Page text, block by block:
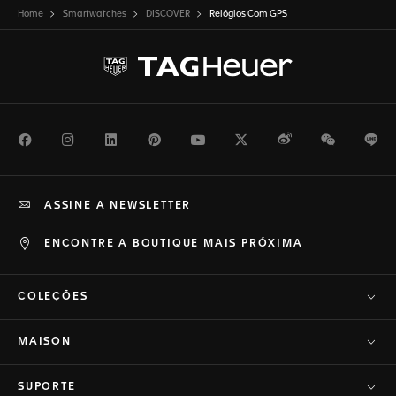
Home Smartwatches DISCOVER Relógios Com GPS
FacebookInstagramLinkedInPinterestYoutubeTwitterWeiboWeChat
ENCONTRE A BOUTIQUE MAIS PRÓXIMA
ASSINE A NEWSLETTER
COLEÇÕES
MAISON
SUPORTE